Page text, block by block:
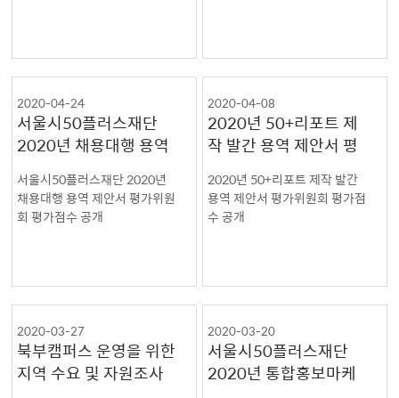
2020-04-24
서울시50플러스재단
2020년 채용대행 용역
점수 공개
서울시50플러스재단 2020년
채용대행 용역 제안서 평가위원
회 평가점수 공개
2020-04-08
2020년 50+리포트 제
작 발간 용역 제안서 평
2020년 50+리포트 제작 발간
용역 제안서 평가위원회 평가점
수 공개
2020-03-27
북부캠퍼스 운영을 위한
지역 수요 및 자원조사
2020-03-20
서울시50플러스재단
2020년 통합홍보마케